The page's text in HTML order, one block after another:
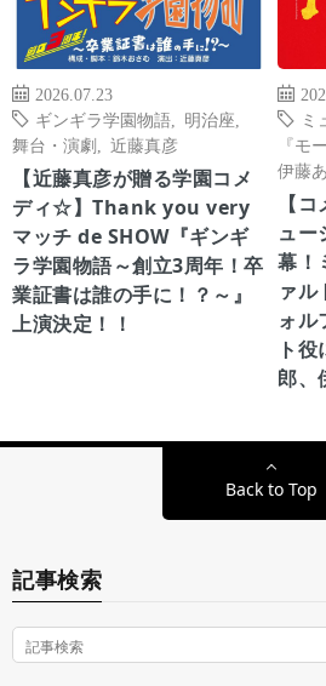
2026.07.23
ギンギラ学園物語
明治座
舞台・演劇
近藤真彦
【近藤真彦が贈る学園コメ
ディ☆】Thank you very
マッチ de SHOW『ギンギ
ラ学園物語～創立3周年！卒
業証書は誰の手に！？～』
上演決定！！
ミ
『モ
伊藤
【
ュ
幕！
ァ
ォル
ト
郎、
Back to Top
記事検索